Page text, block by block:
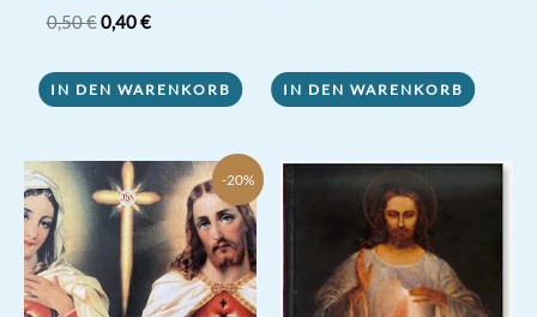
0,50€ Ursprünglicher
0,50 €
0,40€Aktueller
0,40 €.
IN DEN WARENKORB IN DEN WARENKORB
-20%